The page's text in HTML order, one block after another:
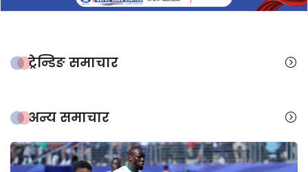
ट्रेन्डिङ समाचार
अन्य समाचार